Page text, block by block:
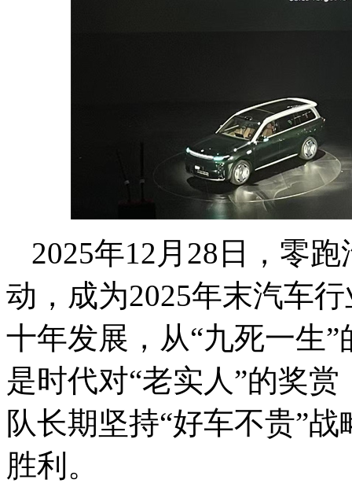
2025年12月28日，零
动，成为2025年末汽车
十年发展，从“九死一生
是时代对“老实人”的奖
队长期坚持“好车不贵”
胜利。